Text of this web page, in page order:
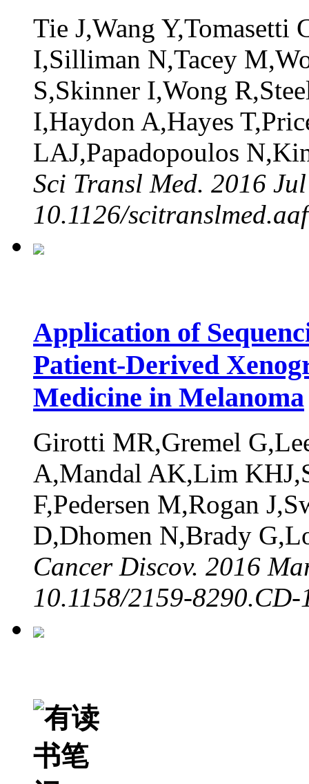
Tie J,Wang
I,Silliman N,Tacey
S,Skinner I,Wong
I,Haydon A,Hayes
LAJ,Papadopoulos
Sci Transl Med. 2016
10.1126/
Application of
Patient-Derived
Medicine in Melanoma
Girotti MR,Gremel
A,Mandal AK,Lim
F,Pedersen M,Rogan
D,Dhomen N,Brady
Cancer Discov. 2016
10.1158/2159-